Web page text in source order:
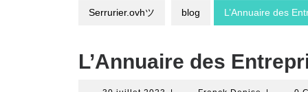
Serrurier.ovhツ blog L’Annuaire des
L’Annuaire des